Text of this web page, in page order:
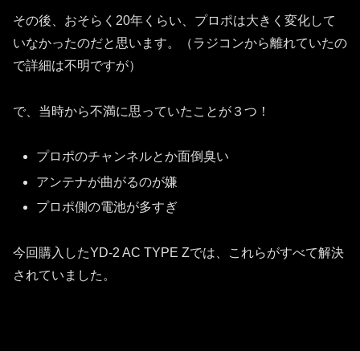
その後、おそらく20年くらい、プロポは大きく変化して
いなかったのだと思います。（ラジコンから離れていたの
で詳細は不明ですが）
で、当時から不満に思っていたことが３つ！
プロポのチャンネルとか面倒臭い
アンテナが曲がるのが嫌
プロポ側の電池が多すぎ
今回購入したYD-2 AC TYPE Zでは、これらがすべて解決
されていました。